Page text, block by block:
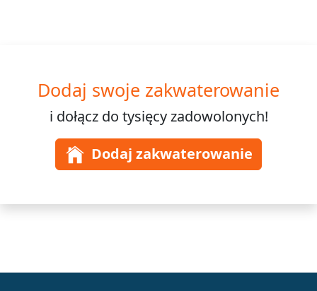
Dodaj swoje zakwaterowanie
i dołącz do tysięcyzadowolonych!
Dodaj zakwaterowanie